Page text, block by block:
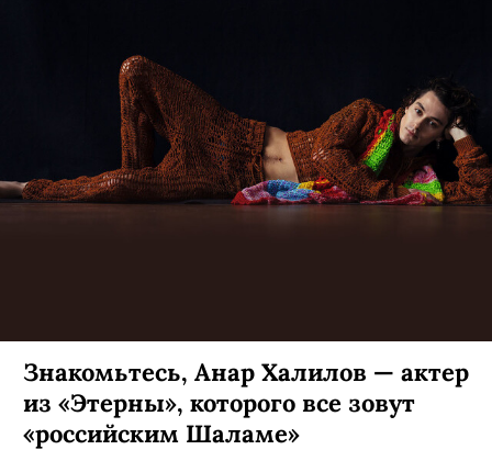
Знакомьтесь, Анар Халилов — актер
из «Этерны», которого все зовут
«российским Шаламе»